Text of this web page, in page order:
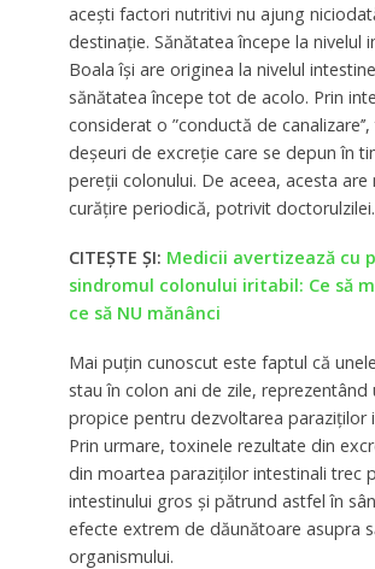
aceşti factori nutritivi nu ajung
destinaţie. Sănătatea începe la nivelul
Boala îşi are originea la nivelul
sănătatea începe tot de acolo. Prin
considerat o ”conductă de
deşeuri de excreţie care se depun în
pereţii colonului. De aceea, acesta are
curăţire periodică, potrivit
CITEŞTE ŞI: Medicii avertizează cu
sindromul colonului iritabil: Ce să
ce să NU mănânci
Mai puţin cunoscut este faptul că
stau în colon ani de zile, reprezentând
propice pentru dezvoltarea paraziţilor
Prin urmare, toxinele rezultate din
din moartea paraziţilor intestinali trec
intestinului gros şi pătrund astfel în
efecte extrem de dăunătoare asupra
organismului.